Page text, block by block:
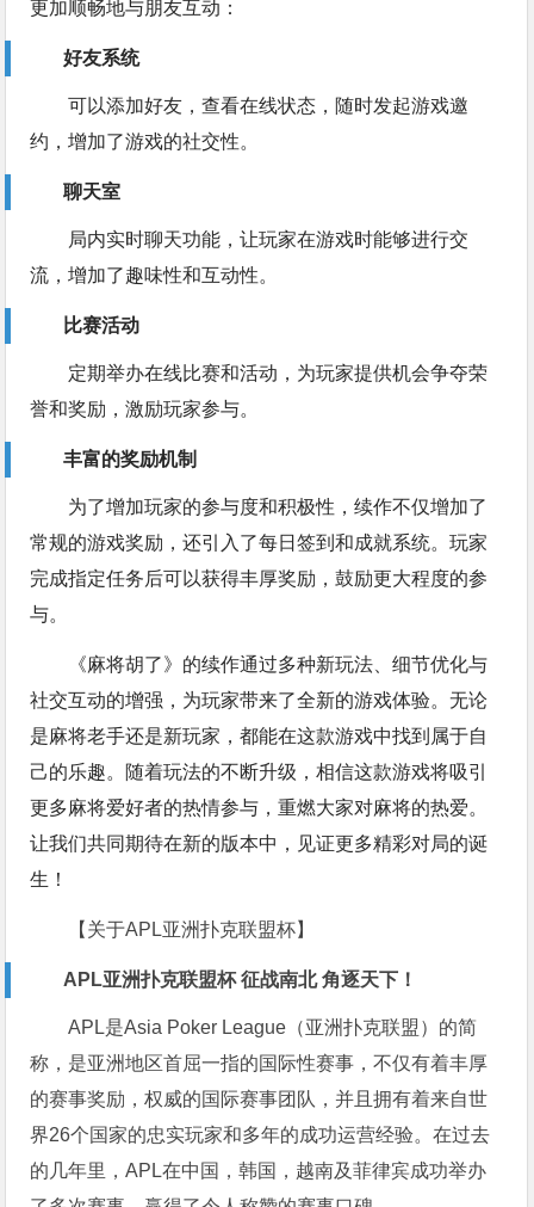
更加顺畅地与朋友互动：
好友系统
可以添加好友，查看在线状态，随时发起游戏邀
约，增加了游戏的社交性。
聊天室
局内实时聊天功能，让玩家在游戏时能够进行交
流，增加了趣味性和互动性。
比赛活动
定期举办在线比赛和活动，为玩家提供机会争夺荣
誉和奖励，激励玩家参与。
丰富的奖励机制
为了增加玩家的参与度和积极性，续作不仅增加了
常规的游戏奖励，还引入了每日签到和成就系统。玩家
完成指定任务后可以获得丰厚奖励，鼓励更大程度的参
与。
《麻将胡了》的续作通过多种新玩法、细节优化与
社交互动的增强，为玩家带来了全新的游戏体验。无论
是麻将老手还是新玩家，都能在这款游戏中找到属于自
己的乐趣。随着玩法的不断升级，相信这款游戏将吸引
更多麻将爱好者的热情参与，重燃大家对麻将的热爱。
让我们共同期待在新的版本中，见证更多精彩对局的诞
生！
【关于APL亚洲扑克联盟杯】
APL亚洲扑克联盟杯 征战南北 角逐天下！
APL是Asia Poker League（亚洲扑克联盟）的简
称，是亚洲地区首屈一指的国际性赛事，不仅有着丰厚
的赛事奖励，权威的国际赛事团队，并且拥有着来自世
界26个国家的忠实玩家和多年的成功运营经验。在过去
的几年里，APL在中国，韩国，越南及菲律宾成功举办